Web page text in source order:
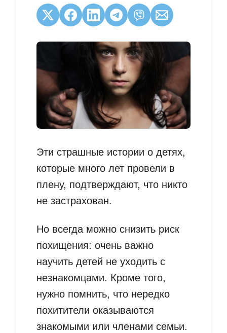
Эти страшные истории о детях,
которые много лет провели в
плену, подтверждают, что никто
не застрахован.
Но всегда можно снизить риск
похищения: очень важно
научить детей не уходить с
незнакомцами. Кроме того,
нужно помнить, что нередко
похитители оказываются
знакомыми или членами семьи.